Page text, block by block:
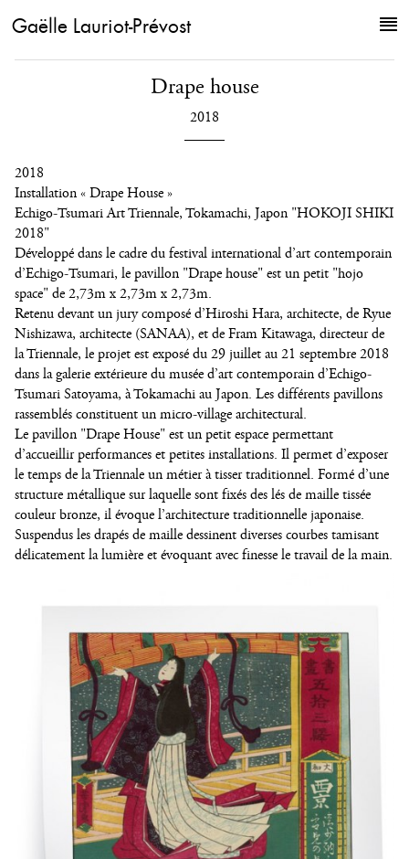
Gaëlle Lauriot-Prévost
Drape house
2018
2018
Installation « Drape House »
Echigo-Tsumari Art Triennale, Tokamachi, Japon "HOKOJI SHIKI
2018"
Développé dans le cadre du festival international d’art contemporain
d’Echigo-Tsumari, le pavillon "Drape house" est un petit "hojo
space" de 2,73m x 2,73m x 2,73m.
Retenu devant un jury composé d’Hiroshi Hara, architecte, de Ryue
Nishizawa, architecte (SANAA), et de Fram Kitawaga, directeur de
la Triennale, le projet est exposé du 29 juillet au 21 septembre 2018
dans la galerie extérieure du musée d’art contemporain d’Echigo-
Tsumari Satoyama, à Tokamachi au Japon. Les différents pavillons
rassemblés constituent un micro-village architectural.
Le pavillon "Drape House" est un petit espace permettant
d’accueillir performances et petites installations. Il permet d’exposer
le temps de la Triennale un métier à tisser traditionnel. Formé d’une
structure métallique sur laquelle sont fixés des lés de maille tissée
couleur bronze, il évoque l’architecture traditionnelle japonaise.
Suspendus les drapés de maille dessinent diverses courbes tamisant
délicatement la lumière et évoquant avec finesse le travail de la main.